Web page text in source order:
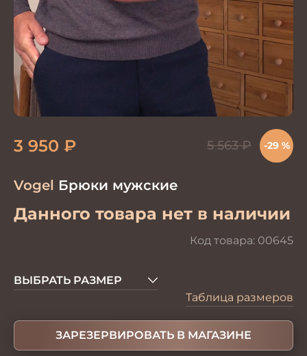
Vogel Брюки мужские
Данного товара нет в наличии
Код товара: 00645
3 950 ₽ 5 563₽ -29 %
ВЫБРАТЬ РАЗМЕР
Таблица размеров
ЗАРЕЗЕРВИРОВАТЬ В МАГАЗИНЕ